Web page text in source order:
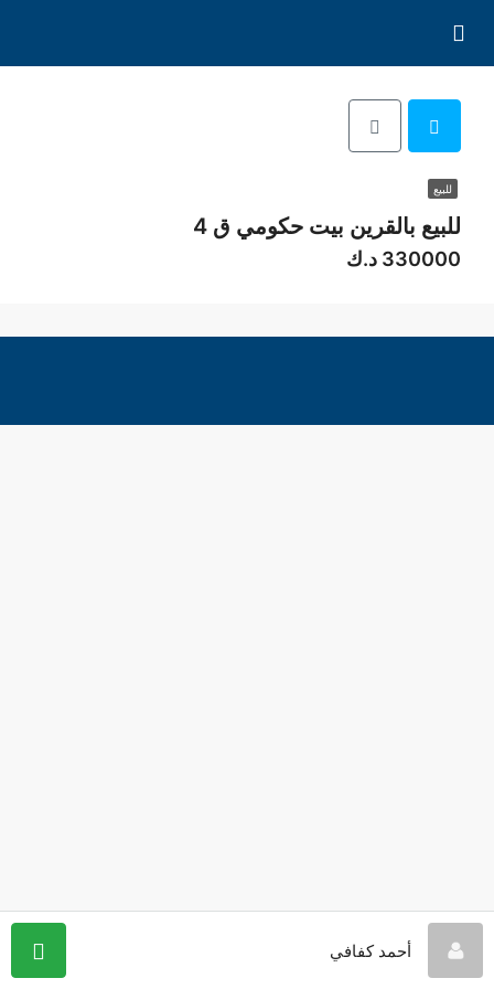
للبيع
للبيع بالقرين بيت حكومي ق 4
330000 د.ك
أحمد كفافي